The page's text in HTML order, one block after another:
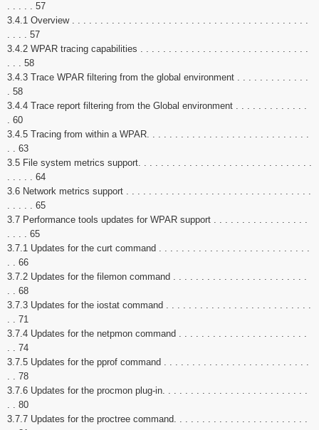
. . . . . 57
3.4.1 Overview . . . . . . . . . . . . . . . . . . . . . . . . . . . . . . . . . . . . . . . . . .
. . . . 57
3.4.2 WPAR tracing capabilities . . . . . . . . . . . . . . . . . . . . . . . . . . . . . .
. . . 58
3.4.3 Trace WPAR filtering from the global environment . . . . . . . . . . . . .
. 58
3.4.4 Trace report filtering from the Global environment . . . . . . . . . . . . .
. 60
3.4.5 Tracing from within a WPAR. . . . . . . . . . . . . . . . . . . . . . . . . . . . .
. . 63
3.5 File system metrics support. . . . . . . . . . . . . . . . . . . . . . . . . . . . . . .
. . . . . 64
3.6 Network metrics support . . . . . . . . . . . . . . . . . . . . . . . . . . . . . . . . .
. . . . . 65
3.7 Performance tools updates for WPAR support . . . . . . . . . . . . . . . . .
. . . . 65
3.7.1 Updates for the curt command . . . . . . . . . . . . . . . . . . . . . . . . . . .
. . 66
3.7.2 Updates for the filemon command . . . . . . . . . . . . . . . . . . . . . . . .
. . 68
3.7.3 Updates for the iostat command . . . . . . . . . . . . . . . . . . . . . . . . . .
. . 71
3.7.4 Updates for the netpmon command . . . . . . . . . . . . . . . . . . . . . . .
. . 74
3.7.5 Updates for the pprof command . . . . . . . . . . . . . . . . . . . . . . . . . .
. . 78
3.7.6 Updates for the procmon plug-in. . . . . . . . . . . . . . . . . . . . . . . . . .
. . 80
3.7.7 Updates for the proctree command. . . . . . . . . . . . . . . . . . . . . . . .